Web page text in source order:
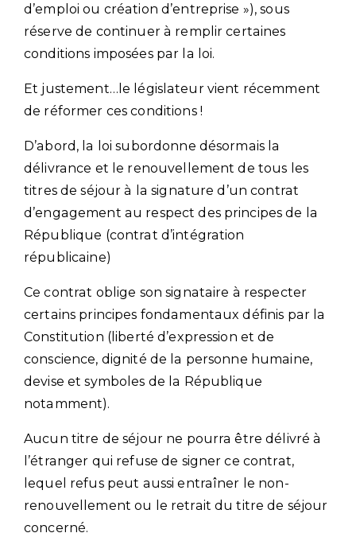
d’emploi ou création d’entreprise »), sous
réserve de continuer à remplir certaines
conditions imposées par la loi.
Et justement…le législateur vient récemment
de réformer ces conditions !
D’abord, la loi subordonne désormais la
délivrance et le renouvellement de tous les
titres de séjour à la signature d’un contrat
d’engagement au respect des principes de la
République (contrat d’intégration
républicaine)
Ce contrat oblige son signataire à respecter
certains principes fondamentaux définis par la
Constitution (liberté d’expression et de
conscience, dignité de la personne humaine,
devise et symboles de la République
notamment).
Aucun titre de séjour ne pourra être délivré à
l’étranger qui refuse de signer ce contrat,
lequel refus peut aussi entraîner le non-
renouvellement ou le retrait du titre de séjour
concerné.